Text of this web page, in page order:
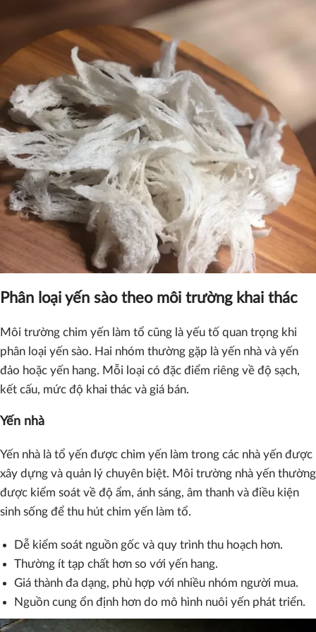
Phân loại yến sào theo môi trường khai thác
Môi trường chim yến làm tổ cũng là yếu tố quan trọng khi
phân loại yến sào. Hai nhóm thường gặp là yến nhà và yến
đảo hoặc yến hang. Mỗi loại có đặc điểm riêng về độ sạch,
kết cấu, mức độ khai thác và giá bán.
Yến nhà
Yến nhà là tổ yến được chim yến làm trong các nhà yến được
xây dựng và quản lý chuyên biệt. Môi trường nhà yến thường
được kiểm soát về độ ẩm, ánh sáng, âm thanh và điều kiện
sinh sống để thu hút chim yến làm tổ.
Dễ kiểm soát nguồn gốc và quy trình thu hoạch hơn.
Thường ít tạp chất hơn so với yến hang.
Giá thành đa dạng, phù hợp với nhiều nhóm người mua.
Nguồn cung ổn định hơn do mô hình nuôi yến phát triển.